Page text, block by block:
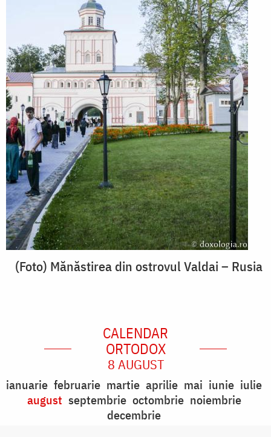
(Foto) Mănăstirea din ostrovul Valdai – Rusia
CALENDAR
ORTODOX
8 AUGUST
ianuarie februarie martie aprilie mai iunie iulie
august septembrie octombrie noiembrie
decembrie